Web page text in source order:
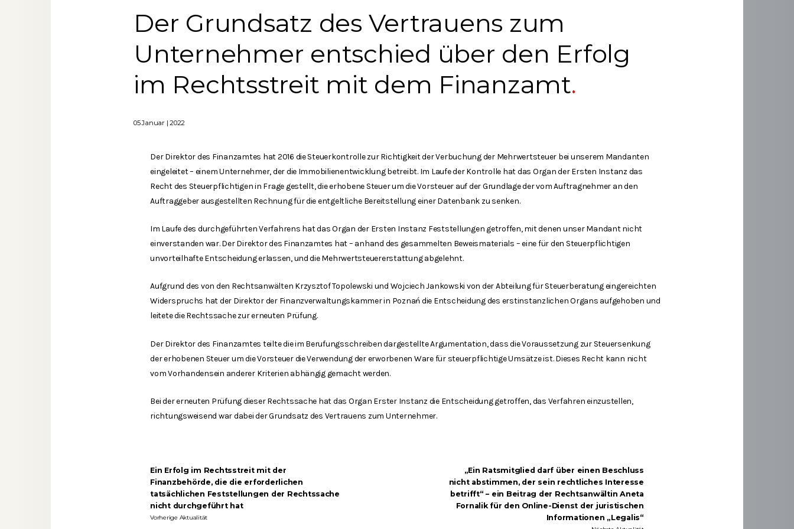
Der Grundsatz des Vertrauens zum
Unternehmer entschied über den Erfolg
im Rechtsstreit mit dem Finanzamt
05 Januar | 2022
Der Direktor des Finanzamtes hat 2016 die Steuerkontrolle zur Richtigkeit der Verbuchung der Mehrwertsteuer bei unserem Mandanten
eingeleitet – einem Unternehmer, der die Immobilienentwicklung betreibt. Im Laufe der Kontrolle hat das Organ der Ersten Instanz das
Recht des Steuerpflichtigen in Frage gestellt, die erhobene Steuer um die Vorsteuer auf der Grundlage der vom Auftragnehmer an den
Auftraggeber ausgestellten Rechnung für die entgeltliche Bereitstellung einer Datenbank zu senken.
Im Laufe des durchgeführten Verfahrens hat das Organ der Ersten Instanz Feststellungen getroffen, mit denen unser Mandant nicht
einverstanden war. Der Direktor des Finanzamtes hat – anhand des gesammelten Beweismaterials – eine für den Steuerpflichtigen
unvorteilhafte Entscheidung erlassen, und die Mehrwertsteuererstattung abgelehnt.
Aufgrund des von den Rechtsanwälten Krzysztof Topolewski und Wojciech Jankowski von der Abteilung für Steuerberatung eingereichten
Widerspruchs hat der Direktor der Finanzverwaltungskammer in Poznań die Entscheidung des erstinstanzlichen Organs aufgehoben und
leitete die Rechtssache zur erneuten Prüfung.
Der Direktor des Finanzamtes teilte die im Berufungsschreiben dargestellte Argumentation, dass die Voraussetzung zur Steuersenkung
der erhobenen Steuer um die Vorsteuer die Verwendung der erworbenen Ware für steuerpflichtige Umsätze ist. Dieses Recht kann nicht
vom Vorhandensein anderer Kriterien abhängig gemacht werden.
Bei der erneuten Prüfung dieser Rechtssache hat das Organ Erster Instanz die Entscheidung getroffen, das Verfahren einzustellen,
richtungsweisend war dabei der Grundsatz des Vertrauens zum Unternehmer.
Ein Erfolg im Rechtsstreit mit der
Finanzbehörde, die die erforderlichen
tatsächlichen Feststellungen der Rechtssache
nicht durchgeführt hat
Vorherige Aktualität
„Ein Ratsmitglied darf über einen Beschluss
nicht abstimmen, der sein rechtliches Interesse
betrifft“ – ein Beitrag der Rechtsanwältin Aneta
Fornalik für den Online-Dienst der juristischen
Informationen „Legalis“